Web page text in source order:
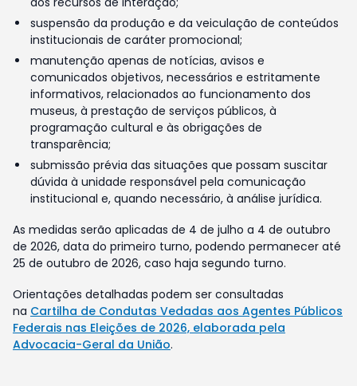
suspensão da produção e da veiculação de conteúdos
institucionais de caráter promocional;
manutenção apenas de notícias, avisos e
comunicados objetivos, necessários e estritamente
informativos, relacionados ao funcionamento dos
museus, à prestação de serviços públicos, à
programação cultural e às obrigações de
transparência;
submissão prévia das situações que possam suscitar
dúvida à unidade responsável pela comunicação
institucional e, quando necessário, à análise jurídica.
As medidas serão aplicadas de 4 de julho a 4 de outubro
de 2026, data do primeiro turno, podendo permanecer até
25 de outubro de 2026, caso haja segundo turno.
Orientações detalhadas podem ser consultadas
na Cartilha de Condutas Vedadas aos Agentes Públicos
Federais nas Eleições de 2026, elaborada pela
Advocacia-Geral da União.